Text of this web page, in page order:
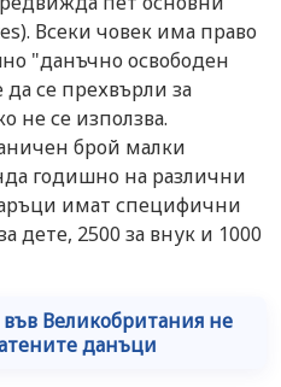
Всеки човек има право
"данъчно освободен
се прехвърли за
не се използва.
брой малки
годишно на различни
имат специфични
дете, 2500 за внук и 1000
Великобритания не
данъци